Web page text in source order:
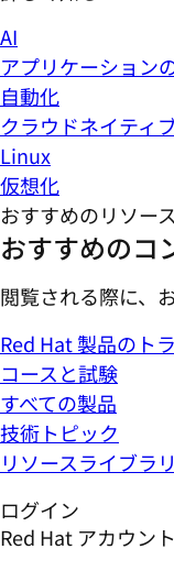
AI
アプリケーション
自動化
クラウドネイティ
Linux
仮想化
おすすめのリソース
おすすめのコ
閲覧される際に、
Red Hat 製品のト
コースと試験
すべての製品
技術トピック
リソースライブラリ
ログイン
Red Hat アカウン